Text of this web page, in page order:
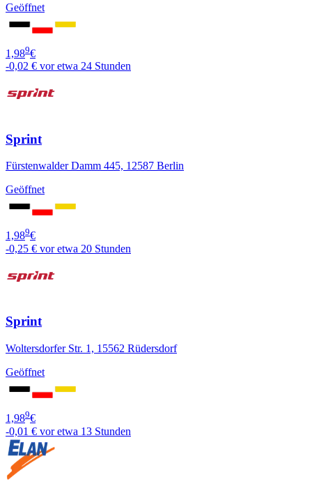
Geöffnet
1,989€
-0,02 € vor etwa 24 Stunden
Sprint
Fürstenwalder Damm 445, 12587 Berlin
Geöffnet
1,989€
-0,25 € vor etwa 20 Stunden
Sprint
Woltersdorfer Str. 1, 15562 Rüdersdorf
Geöffnet
1,989€
-0,01 € vor etwa 13 Stunden